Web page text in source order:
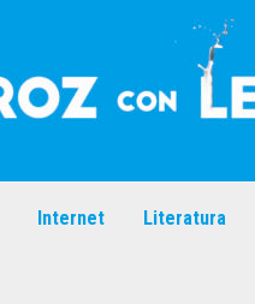
Internet Literatura